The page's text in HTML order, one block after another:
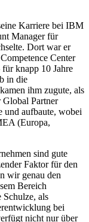
Karriere bei IBM
Manager für
Dort war er
Center
knapp 10 Jahre
in die
ihm zugute, als
Global Partner
und aufbaute, wobei
(Europa,
sind gute
Faktor für den
wir genau den
Bereich
Schulze, als
bei
nicht nur über